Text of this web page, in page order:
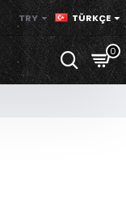
TRY TÜRKÇE
0